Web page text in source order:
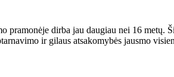
dirba jau daugiau nei 16
ir gilaus atsakomybės jausmo